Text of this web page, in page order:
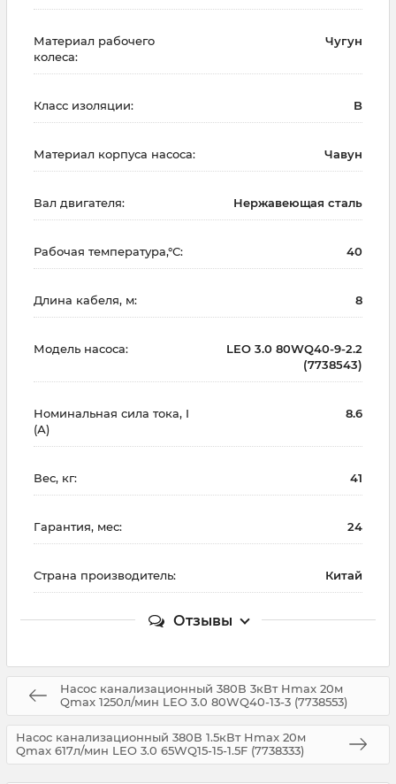
Материал рабочего
колеса:
Чугун
Класс изоляции: B
Материал корпуса насоса: Чавун
Вал двигателя: Нержавеющая сталь
Рабочая температура,°С: 40
Длина кабеля, м: 8
Модель насоса:
LEO 3.0 80WQ40-9-2.2
(7738543)
Номинальная сила тока, I
(А)
8.6
Вес, кг: 41
Гарантия, мес: 24
Страна производитель: Китай
Отзывы
Насос канализационный 380В 3кВт Hmax 20м
Qmax 1250л/мин LEO 3.0 80WQ40-13-3 (7738553)
Насос канализационный 380В 1.5кВт Hmax 20м
Qmax 617л/мин LEO 3.0 65WQ15-15-1.5F (7738333)